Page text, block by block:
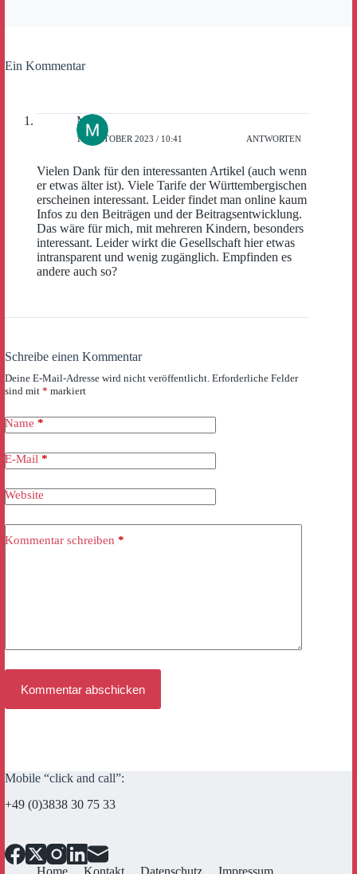
Ein Kommentar
MB
14. OKTOBER 2023 / 10:41 ANTWORTEN
Vielen Dank für den interessanten Artikel (auch wenn
er etwas älter ist). Viele Tarife der Württembergischen
erscheinen interessant. Leider findet man online kaum
Infos zu den Beiträgen und der Beitragsentwicklung.
Das wäre für mich, mit mehreren Kindern, besonders
interessant. Leider wirkt die Gesellschaft hier etwas
intransparent und wenig zugänglich. Empfinden es
andere auch so?
Schreibe einen Kommentar
Deine E-Mail-Adresse wird nicht veröffentlicht. Erforderliche Felder
sind mit * markiert
Name *
E-Mail *
Website
Kommentar schreiben *
Kommentar abschicken
Mobile “click and call”:
+49 (0)3838 30 75 33
Home Kontakt Datenschutz Impressum